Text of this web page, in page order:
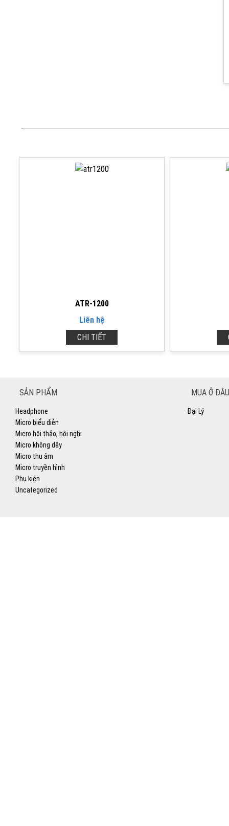
ATR-1200
Liên hệ
CHI TIẾT
SẢN PHẨM
Headphone
Micro biểu diễn
Micro hội thảo, hội nghị
Micro không dây
Micro thu âm
Micro truyền hình
Phụ kiện
Uncategorized
MUA Ở
Đại Lý